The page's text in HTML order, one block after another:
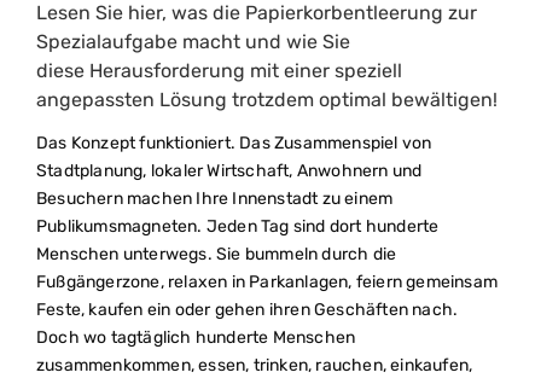
Lesen Sie hier, was die Papierkorbentleerung zur
Spezialaufgabe macht und wie Sie
diese Herausforderung mit einer speziell
angepassten Lösung trotzdem optimal bewältigen!
Das Konzept funktioniert. Das Zusammenspiel von
Stadtplanung, lokaler Wirtschaft, Anwohnern und
Besuchern machen Ihre Innenstadt zu einem
Publikumsmagneten. Jeden Tag sind dort hunderte
Menschen unterwegs. Sie bummeln durch die
Fußgängerzone, relaxen in Parkanlagen, feiern gemeinsam
Feste, kaufen ein oder gehen ihren Geschäften nach.
Doch wo tagtäglich hunderte Menschen
zusammenkommen, essen, trinken, rauchen, einkaufen,